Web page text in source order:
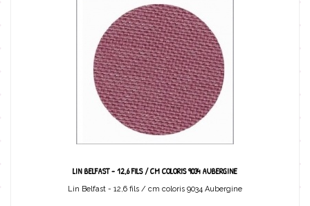
LIN BELFAST - 12,6 FILS / CM COLORIS 9034 AUBERGINE
Lin Belfast - 12,6 fils / cm coloris 9034 Aubergine